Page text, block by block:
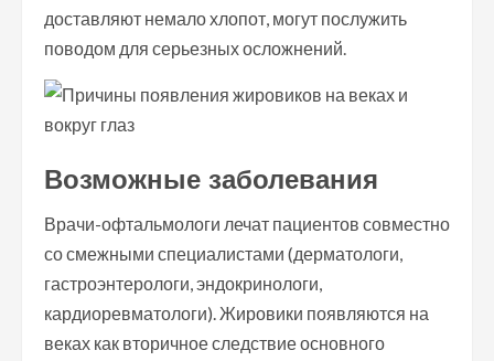
доставляют немало хлопот, могут послужить
поводом для серьезных осложнений.
Возможные заболевания
Врачи-офтальмологи лечат пациентов совместно
со смежными специалистами (дерматологи,
гастроэнтерологи, эндокринологи,
кардиоревматологи). Жировики появляются на
веках как вторичное следствие основного